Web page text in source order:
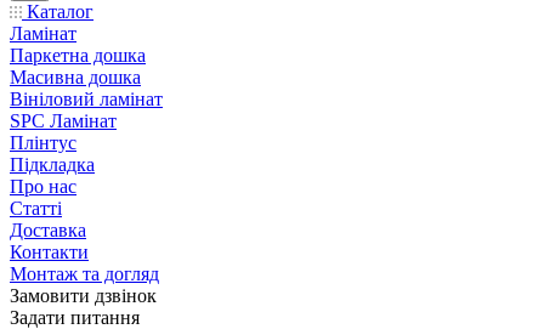
Каталог
Ламінат
Паркетна дошка
Масивна дошка
Вініловий ламінат
SPC Ламінат
Плінтус
Підкладка
Про нас
Статті
Доставка
Контакти
Монтаж та догляд
Замовити дзвінок
Задати питання